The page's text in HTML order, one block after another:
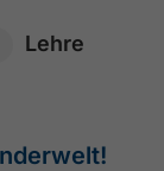
Lehre